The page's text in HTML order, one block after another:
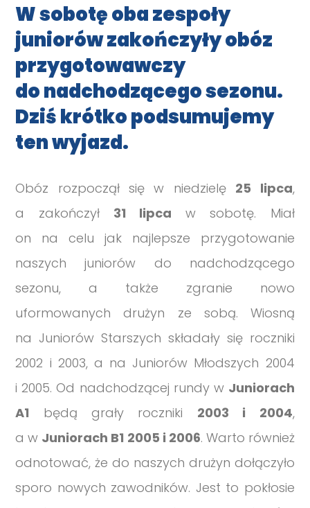
W sobotę oba zespoły
juniorów zakończyły obóz
przygotowawczy
do nadchodzącego sezonu.
Dziś krótko podsumujemy
ten wyjazd.
Obóz rozpoczął się w niedzielę 25 lipca,
a zakończył 31 lipca w sobotę. Miał
on na celu jak najlepsze przygotowanie
naszych juniorów do nadchodzącego
sezonu, a także zgranie nowo
uformowanych drużyn ze sobą. Wiosną
na Juniorów Starszych składały się roczniki
2002 i 2003, a na Juniorów Młodszych 2004
i 2005. Od nadchodzącej rundy w Juniorach
A1 będą grały roczniki 2003 i 2004,
a w Juniorach B1 2005 i 2006. Warto również
odnotować, że do naszych drużyn dołączyło
sporo nowych zawodników. Jest to pokłosie